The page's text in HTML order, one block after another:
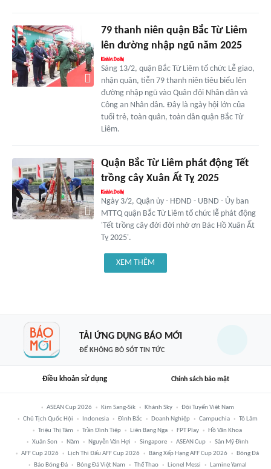
79 thanh niên quận Bắc Từ Liêm
lên đường nhập ngũ năm 2025
Sáng 13/2, quận Bắc Từ Liêm tổ chức Lễ giao,
nhận quân, tiễn 79 thanh niên tiêu biểu lên
đường nhập ngũ vào Quân đội Nhân dân và
Công an Nhân dân. Đây là ngày hội lớn của
tuổi trẻ, toàn quân, toàn dân quận Bắc Từ
Liêm.
Quận Bắc Từ Liêm phát động Tết
trồng cây Xuân Ất Tỵ 2025
Ngày 3/2, Quận ủy - HĐND - UBND - Ủy ban
MTTQ quận Bắc Từ Liêm tổ chức lễ phát động
'Tết trồng cây đời đời nhớ ơn Bác Hồ Xuân Ất
Tỵ 2025'.
XEM THÊM
TẢI ỨNG DỤNG BÁO MỚI
ĐỂ KHÔNG BỎ SÓT TIN TỨC
Điều khoản sử dụng Chính sách bảo mật
ASEAN Cup 2026 Kim Sang-Sik Khánh Sky
Đội Tuyển Việt Nam
Chủ Tịch Quốc Hội
Indonesia Đình Bắc Doanh Nghiệp Campuchia
Tô Lâm
Triệu Thị Tâm
Trần Đình Tiệp Liên Bang Nga FPT Play
Hồ Văn Khoa
Xuân Son
Năm Nguyễn Văn Hợi Singapore ASEAN Cup
Sân Mỹ Đình
AFF Cup 2026
Lịch Thi Đấu AFF Cup 2026 Bảng Xếp Hạng AFF Cup 2026
Bóng Đá
Báo Bóng Đá
Bóng Đá Việt Nam Thể Thao Lionel Messi Lamine Yamal